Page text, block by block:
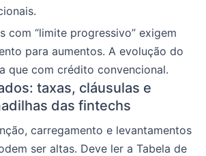
com “limite progressivo” exigem
para aumentos. A evolução do
que com crédito convencional.
taxas, cláusulas e
das fintechs
carregamento e levantamentos
ser altas. Deve ler a Tabela de